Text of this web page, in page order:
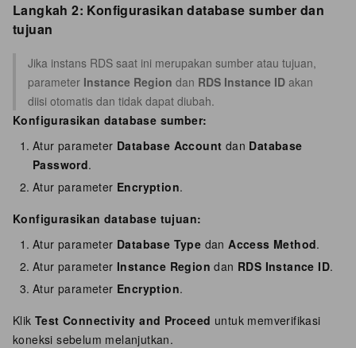
Langkah 2: Konfigurasikan database sumber dan
tujuan
Jika instans RDS saat ini merupakan sumber atau tujuan,
parameter Instance Region dan RDS Instance ID akan
diisi otomatis dan tidak dapat diubah.
Konfigurasikan database sumber:
Atur parameter Database Account dan Database
Password.
Atur parameter Encryption.
Konfigurasikan database tujuan:
Atur parameter Database Type dan Access Method.
Atur parameter Instance Region dan RDS Instance ID.
Atur parameter Encryption.
Klik Test Connectivity and Proceed untuk memverifikasi
koneksi sebelum melanjutkan.